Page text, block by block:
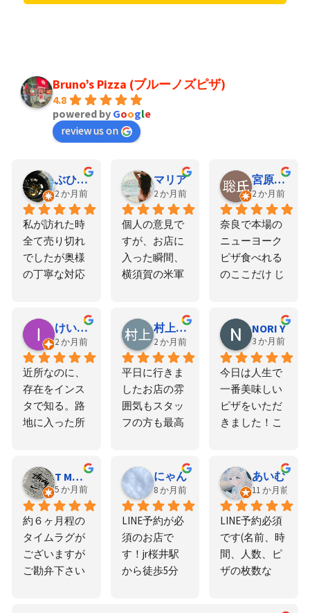
Bruno’s Pizza (ブルーノズピザ)
4.8
powered by Google
review us on
ぶひ山トン太郎
2 か月前
私が訪れた時
全て売り切れ
でしたが奥様
の丁寧な対応
マリア
2 か月前
個人の意見で
すが、お店に
入った瞬間、
横須賀の米軍
間でした。と
ても懐かしく
思いました。
また行こうと
思います。メ
ニューもピザ
も大満足で
宮原聡氏
2 か月前
奈良で本場の
ニューヨーク
ピザ食べれる
のここだけ じ
高 トマトソー
スフレッシュ
で重くない最
高にうまいピ
ザ店内も赤を
基調に遊び心
満載アメリカ
つでお腹いっ
ぱいになるサ
イズだか注文
はジジ サイズ
はXL50センチ
～無理な注文
に丁寧に対応
けいてぃI
2 か月前
近所なのに、
存在をインス
タで知る。路
地に入った所
ないと車通り
からは気づか
ない。人気店
のようなの
で、ラインで
予約して行き
ました。時間
村上蒼一郎
2 か月前
平日に行きま
したお店の雰
囲気もスタッ
フの方も最高
かったですま
た行きたいと
思いました
NORI Y
3 か月前
今日は人生で
一番美味しい
ピザをいただ
きました！こ
す。追加で2
枚いただきま
したが、どち
らも最高でし
た。1枚目は
トマトソー
ス。一口目の
T Mochino
5 か月前
約６ヶ月程の
タイムラグが
ございますが
ご勘弁下さい
にゃん
8 か月前
LINE予約が必
須のお店で
す！jr桜井駅
から徒歩5分
あいむ
11 か月前
LINE予約必須
です(名前、時
間、人数、ピ
ザの枚数な